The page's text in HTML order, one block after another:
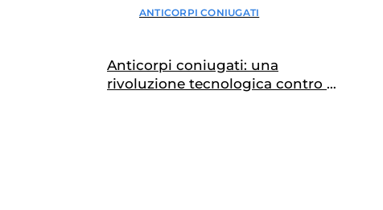
ANTICORPI CONIUGATI
Anticorpi coniugati: una
rivoluzione tecnologica contro il